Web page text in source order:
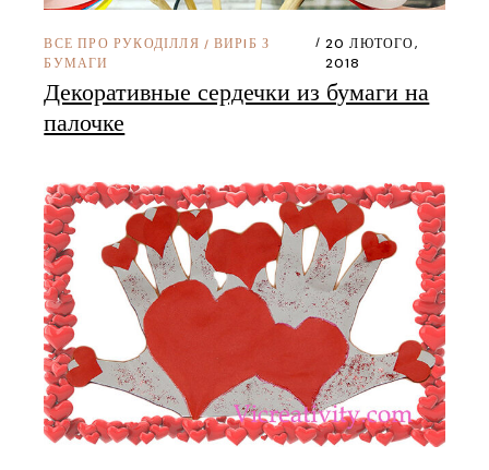
ВСЕ ПРО РУКОДІЛЛЯ / ВИРIБ З
БУМАГИ
20 ЛЮТОГО,
2018
Декоративные сердечки из бумаги на
палочке